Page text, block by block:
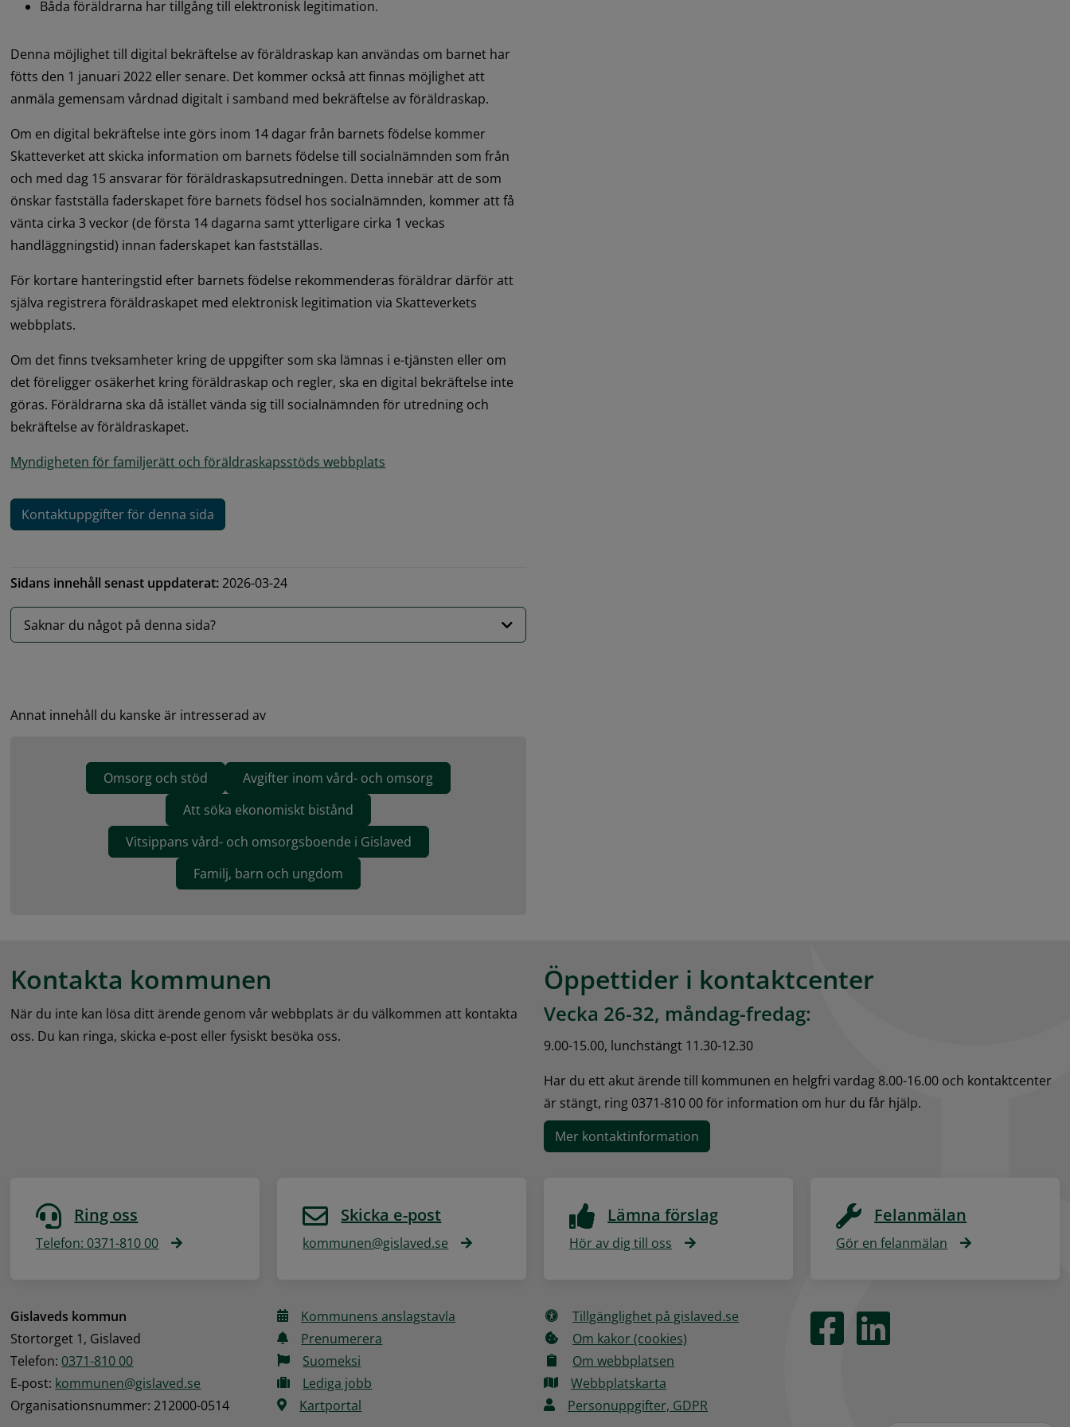
Båda föräldrarna har tillgång till elektronisk legitimation.
Denna möjlighet till digital bekräftelse av föräldraskap kan användas om barnet har
fötts den 1 januari 2022 eller senare. Det kommer också att finnas möjlighet att
anmäla gemensam vårdnad digitalt i samband med bekräftelse av föräldraskap.
Om en digital bekräftelse inte görs inom 14 dagar från barnets födelse kommer
Skatteverket att skicka information om barnets födelse till socialnämnden som från
och med dag 15 ansvarar för föräldraskapsutredningen. Detta innebär att de som
önskar fastställa faderskapet före barnets födsel hos socialnämnden, kommer att få
vänta cirka 3 veckor (de första 14 dagarna samt ytterligare cirka 1 veckas
handläggningstid) innan faderskapet kan fastställas.
För kortare hanteringstid efter barnets födelse rekommenderas föräldrar därför att
själva registrera föräldraskapet med elektronisk legitimation via Skatteverkets
webbplats.
Om det finns tveksamheter kring de uppgifter som ska lämnas i e-tjänsten eller om
det föreligger osäkerhet kring föräldraskap och regler, ska en digital bekräftelse inte
göras. Föräldrarna ska då istället vända sig till socialnämnden för utredning och
bekräftelse av föräldraskapet.
Myndigheten för familjerätt och föräldraskapsstöds webbplats
Kontaktuppgifter för denna sida
Sidans innehåll senast uppdaterat: 2026-03-24
Saknar du något på denna sida?
Annat innehåll du kanske är intresserad av
Omsorg och stöd
Avgifter inom vård- och omsorg
Att söka ekonomiskt bistånd
Vitsippans vård- och omsorgsboende i Gislaved
Familj, barn och ungdom
Kontakta kommunen
När du inte kan lösa ditt ärende genom vår webbplats är du välkommen att kontakta
oss. Du kan ringa, skicka e-post eller fysiskt besöka oss.
Öppettider i kontaktcenter
Vecka 26-32, måndag-fredag:
9.00-15.00, lunchstängt 11.30-12.30
Har du ett akut ärende till kommunen en helgfri vardag 8.00-16.00 och kontaktcenter
är stängt, ring 0371-810 00 för information om hur du får hjälp.
Mer kontaktinformation
Ring oss
Telefon: 0371-810 00
Skicka e-post
kommunen@gislaved.se
Lämna förslag
Hör av dig till oss
Felanmälan
Gör en felanmälan
Gislaveds kommun
Stortorget 1, Gislaved
Telefon: 0371-810 00
E‑post: kommunen@gislaved.se
Organisationsnummer: 212000-0514
Kommunens anslagstavla
Prenumerera
Suomeksi
Lediga jobb
Kartportal
Tillgänglighet på gislaved.se
Om kakor (cookies)
Om webbplatsen
Webbplatskarta
Personuppgifter, GDPR